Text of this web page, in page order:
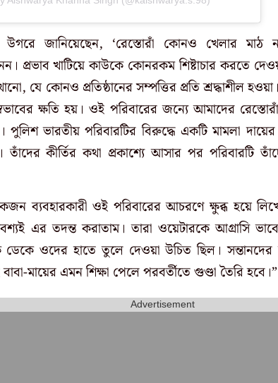
উগরে জানিয়েছেন, ‘রেস্তোরাঁ কোনও খেলার
প্রভাব খাটিয়ে কাউকে কোনরকম শিষ্টাচার করতে
যে কোনও প্রতিষ্ঠানের সম্পত্তির প্রতি শ্রদ্ধাশীল
ক্ষতি হয়। ওই পরিবারের জন্যে আমাদের
পুলিশ ভারতীয় পরিবারটির বিরুদ্ধে একটি মামলা
তাঁদের কীর্তির কথা প্রকাশ্যে আসার পর পরিবারটি
ব্যবহারকারী ওই পরিবারের আচরণে ক্ষুব্ধ হয়ে
এর তদন্ত করাতাম। তারা ওয়েটারকে আগ্রাসি
ডেকে ওদের হাতে তুলে দেওয়া উচিত ছিল।
মায়ের এমন শিক্ষা পেলে পরবর্তীতে গুণ্ডা তৈরি হবে।”
Advertisement